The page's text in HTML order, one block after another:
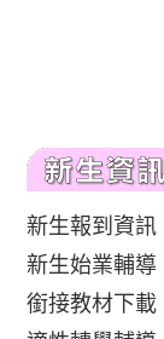
新生報到資訊
新生始業輔導
銜接教材下載